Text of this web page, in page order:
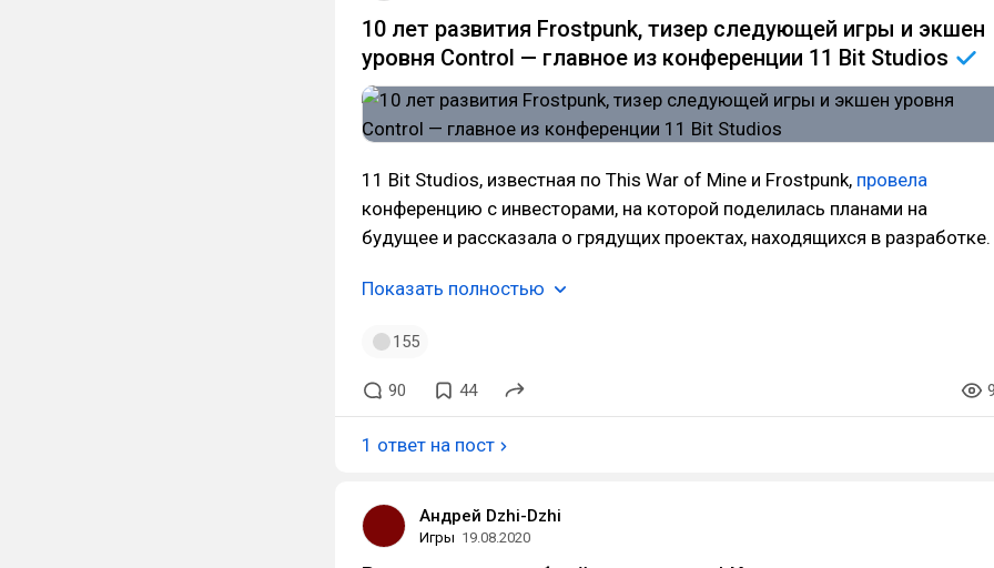
10 лет развития Frostpunk, тизер следующей игры и экшен
уровня Control — главное из конференции 11 Bit Studios
11 Bit Studios, известная по This War of Mine и Frostpunk, провела
конференцию с инвесторами, на которой поделилась планами на
будущее и рассказала о грядущих проектах, находящихся в разработке.
Показать полностью
155
90 44
1 ответ на пост
Андрей Dzhi-Dzhi
Игры 19.08.2020